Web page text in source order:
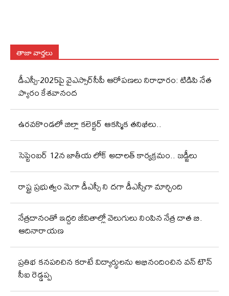
తాజా వార్తలు
డీఎస్సీ-2025పై వైఎస్సార్‌సీపీ ఆరోపణలు నిరాధారం: టిడిపి నేత
ప్యారం కేశవానంద
ఉరవకొండలో జిల్లా కలెక్టర్ ఆకస్మిక తనిఖీలు..
సెప్టెంబర్ 12న జాతీయ లోక్ అదాలత్ కార్యక్రమం.. జడ్జీలు
రాష్ట్ర ప్రభుత్వం మెగా డీఎస్సీ ని దగా డీఎస్సీగా మార్చింది
నేత్రదానంతో ఇద్దరి జీవితాల్లో వెలుగులు నింపిన నేత్ర దాత బి.
ఆదినారాయణ
ప్రతిభ కనపరిచిన కరాటే విద్యార్థులను అభినందించిన వన్ టౌన్
సీఐ రెడ్డప్ప